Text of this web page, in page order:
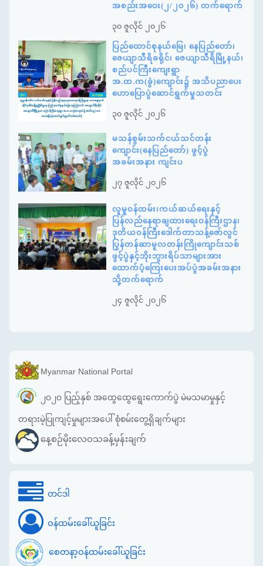
အစည်းအဝေး(၂/၂၀၂၆) တက်ရောက်
၃၀ ဇူလိုင် ၂၀၂၆
ပြည်ထောင်စုနယ်မြေ၊ နေပြည်တော်၊
ဇေယျာသီရိခရိုင်၊ ဇေယျာသီရိမြို့နယ်၊
စည်ပင်ကြီးကျေးရွာ
အ.ထ.က(ခွဲ)ကျောင်း၌ အသိပညာပေး
ဟောပြောပွဲဆောင်ရွက်မှုသတင်း
၃၀ ဇူလိုင် ၂၀၂၆
မသန်စွမ်းသက်ငယ်သင်တန်း
ကျောင်း(နေပြည်တော်) ဖွင့်ပွဲ
အခမ်းအနား ကျင်းပ
၂၇ ဇူလိုင် ၂၀၂၆
လူမှုဝန်ထမ်း၊ကယ်ဆယ်ရေးနှင့်
ပြန်လည်နေရာချထားရေးဝန်ကြီးဌာန၊
ဒုတိယဝန်ကြီးဒေါက်တာသန့်ဇော်လွင်
ပြွန်တန်ဆာမူလတန်းကြိုကျောင်းသစ်
ဖွင့်ပွဲနှင့်ဘိုးဘွားရိပ်သာများအား
ထောက်ပံ့ကြေးပေးအပ်ပွဲအခမ်းအနား
သို့တက်ရောက်
၂၄ ဇူလိုင် ၂၀၂၆
Myanmar National Portal
၂၀၂၀ ပြည့်နှစ် အထွေထွေရွေးကောက်ပွဲ မဲမသမာမှုနှင့်
တရားမဲ့ပြုကျင့်မှုများအပေါ် စုံစမ်းတွေ့ရှိချက်များ
နေ့စဉ်မိုးလေဝသခန့်မှန်းချက်
တင်ဒါ
ဝန်ထမ်းခေါ်ယူခြင်း
စေတနာ့ဝန်ထမ်းခေါ်ယူခြင်း